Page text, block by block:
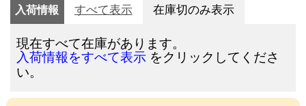
入荷情報 すべて表示 在庫切のみ表示
現在すべて在庫があります。
入荷情報をすべて表示 をクリックしてくださ
い。